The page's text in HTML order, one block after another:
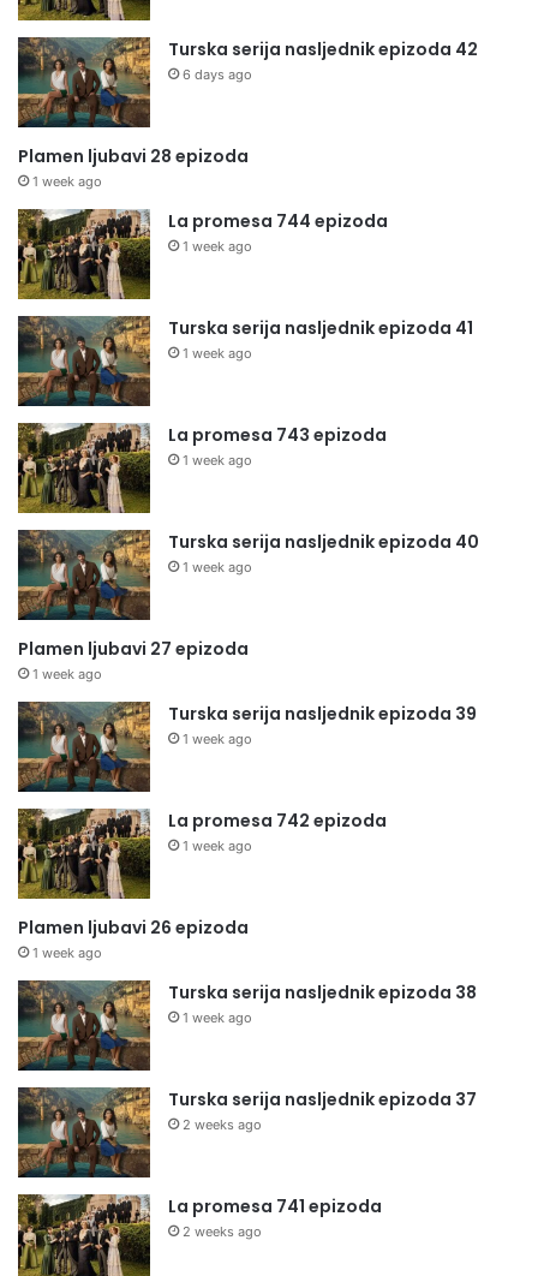
Turska serija nasljednik epizoda 42
6 days ago
Plamen ljubavi 28 epizoda
1 week ago
La promesa 744 epizoda
1 week ago
Turska serija nasljednik epizoda 41
1 week ago
La promesa 743 epizoda
1 week ago
Turska serija nasljednik epizoda 40
1 week ago
Plamen ljubavi 27 epizoda
1 week ago
Turska serija nasljednik epizoda 39
1 week ago
La promesa 742 epizoda
1 week ago
Plamen ljubavi 26 epizoda
1 week ago
Turska serija nasljednik epizoda 38
1 week ago
Turska serija nasljednik epizoda 37
2 weeks ago
La promesa 741 epizoda
2 weeks ago